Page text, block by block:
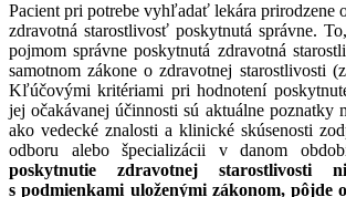
Pacient pri potrebe vyhľadať lekára prirodzene
zdravotná starostlivosť poskytnutá správne.
pojmom správne poskytnutá zdravotná
samotnom zákone o zdravotnej starostlivosti
Kľúčovými kritériami pri hodnotení
jej očakávanej účinnosti sú aktuálne poznatky
ako vedecké znalosti a klinické skúsenosti
odboru alebo špecializácii v danom
poskytnutie zdravotnej
s podmienkami uloženými zákonom, pôjde